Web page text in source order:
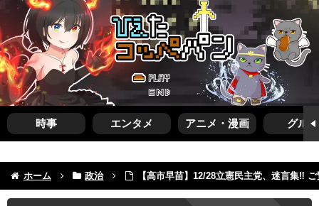
時事 エンタメ アニメ・漫画 グルメ
ホーム 政治 【高市早苗】12/28立憲民主党、迷言集‼︎